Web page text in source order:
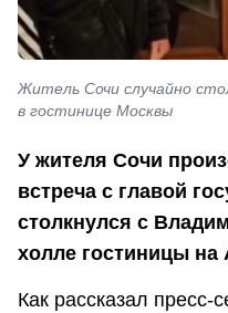
Житель Сочи случайно
в гостинице Москвы
У жителя Сочи
встреча с главой
столкнулся с
холле гостиницы на
Как рассказал пресс-